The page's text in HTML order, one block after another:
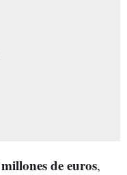
de euros,